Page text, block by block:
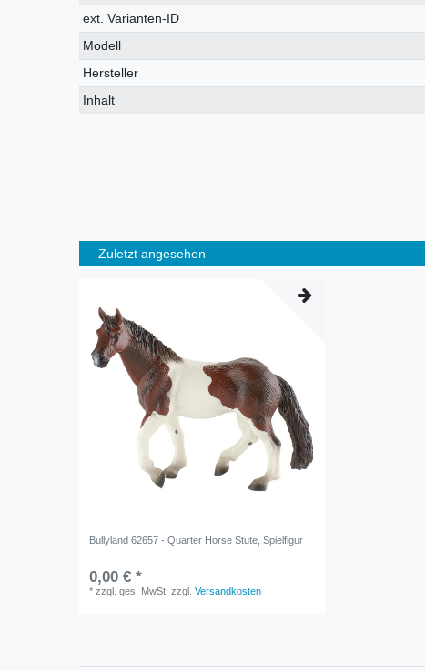
Merkmal
ext. Varianten-ID
Modell
Hersteller
Inhalt
Zuletzt angesehen
Bullyland 62657 - Quarter Horse Stute, Spielfigur
0,00 € *
*zzgl. ges. MwSt. zzgl.Versandkosten